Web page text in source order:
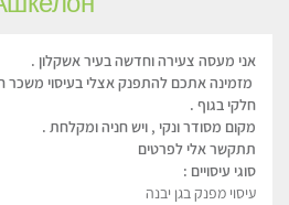
אני מעסה צעירה וחדשה בעיר אשקלון .
מזמינה אתכם להתפנק אצלי בעיסוי משכר
חלקי בגוף .
מקום מסודר ונקי , ויש חניה ומקלחת .
תתקשר אלי לפרטים
סוגי עיסויים :
עיסוי מפנק בגן יבנה